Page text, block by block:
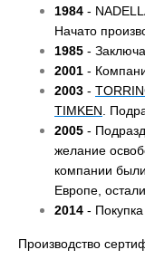
1984 -
Начато
1985 -
2001 -
2003 -
TIMKEN .
2005 -
желание
компании
Европе,
2014 -
Производство